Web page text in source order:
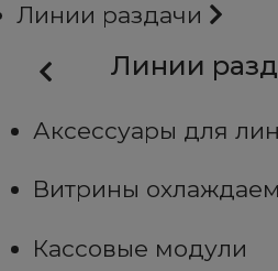
Линии раздачи
Линии
Аксессуары для
Витрины
Кассовые модули